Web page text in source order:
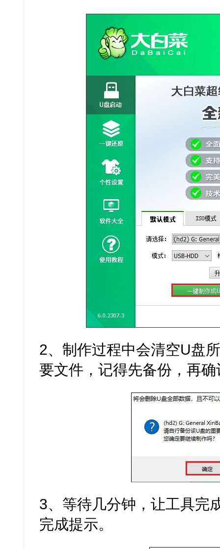
2、制作过程中会清空U盘
要文件，记得先备份，再
3、等待几分钟，让工具完
完成提示。